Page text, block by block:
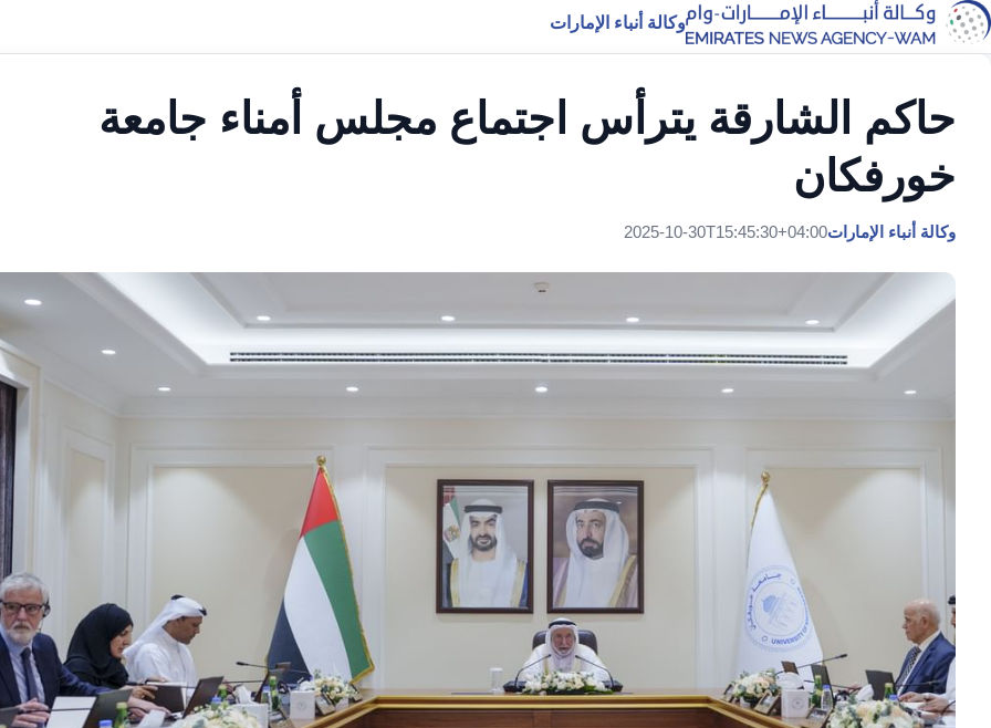
وكالة أنباء الإمارات
حاكم الشارقة يترأس اجتماع مجلس أمناء جامعة
خورفكان
وكالة أنباء الإمارات2025-10-30T15:45:30+04:00